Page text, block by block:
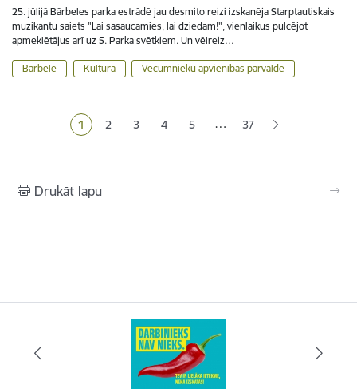
25. jūlijā Bārbeles parka estrādē jau desmito reizi izskanēja Starptautiskais
muzikantu saiets "Lai sasaucamies, lai dziedam!", vienlaikus pulcējot
apmeklētājus arī uz 5. Parka svētkiem. Un vēlreiz…
Bārbele Kultūra Vecumnieku apvienības pārvalde
Pašreizējā lapa
1 Lapa
2 Lapa
3 Lapa
4 Lapa
5 … 37
Drukāt lapu